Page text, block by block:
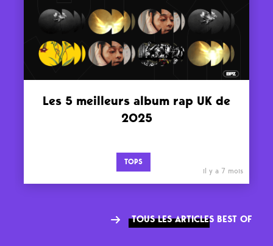
Les 5 meilleurs album rap UK de
2025
TOPS
il y a 7 mois
TOUS LES ARTICLES BEST OF